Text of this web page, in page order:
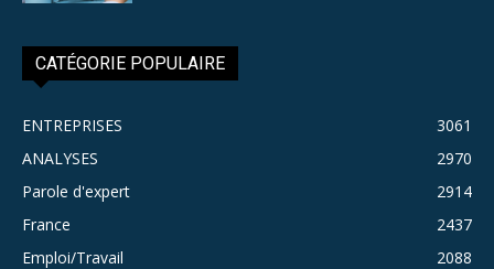
CATÉGORIE POPULAIRE
ENTREPRISES
3061
ANALYSES
2970
Parole d'expert
2914
France
2437
Emploi/Travail
2088